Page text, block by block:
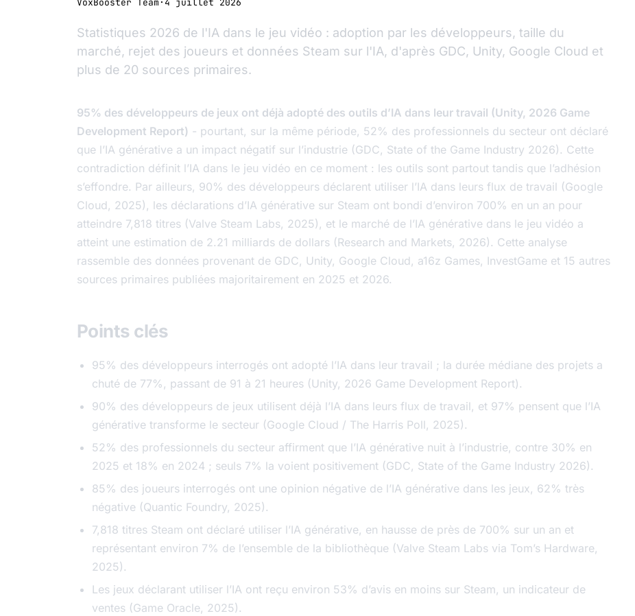
VoxBooster Team · 4 juillet 2026
Statistiques 2026 de l'IA dans le jeu vidéo : adoption par les développeurs, taille du
marché, rejet des joueurs et données Steam sur l'IA, d'après GDC, Unity, Google Cloud et
plus de 20 sources primaires.
95% des développeurs de jeux ont déjà adopté des outils d’IA dans leur travail (Unity, 2026 Game
Development Report) - pourtant, sur la même période, 52% des professionnels du secteur ont déclaré
que l’IA générative a un impact négatif sur l’industrie (GDC, State of the Game Industry 2026). Cette
contradiction définit l’IA dans le jeu vidéo en ce moment : les outils sont partout tandis que l’adhésion
s’effondre. Par ailleurs, 90% des développeurs déclarent utiliser l’IA dans leurs flux de travail (Google
Cloud, 2025), les déclarations d’IA générative sur Steam ont bondi d’environ 700% en un an pour
atteindre 7,818 titres (Valve Steam Labs, 2025), et le marché de l’IA générative dans le jeu vidéo a
atteint une estimation de 2.21 milliards de dollars (Research and Markets, 2026). Cette analyse
rassemble des données provenant de GDC, Unity, Google Cloud, a16z Games, InvestGame et 15 autres
sources primaires publiées majoritairement en 2025 et 2026.
Points clés
95% des développeurs interrogés ont adopté l’IA dans leur travail ; la durée médiane des projets a
chuté de 77%, passant de 91 à 21 heures (Unity, 2026 Game Development Report).
90% des développeurs de jeux utilisent déjà l’IA dans leurs flux de travail, et 97% pensent que l’IA
générative transforme le secteur (Google Cloud / The Harris Poll, 2025).
52% des professionnels du secteur affirment que l’IA générative nuit à l’industrie, contre 30% en
2025 et 18% en 2024 ; seuls 7% la voient positivement (GDC, State of the Game Industry 2026).
85% des joueurs interrogés ont une opinion négative de l’IA générative dans les jeux, 62% très
négative (Quantic Foundry, 2025).
7,818 titres Steam ont déclaré utiliser l’IA générative, en hausse de près de 700% sur un an et
représentant environ 7% de l’ensemble de la bibliothèque (Valve Steam Labs via Tom’s Hardware,
2025).
Les jeux déclarant utiliser l’IA ont reçu environ 53% d’avis en moins sur Steam, un indicateur de
ventes (Game Oracle, 2025).